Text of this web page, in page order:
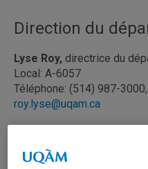
Direction du
Lyse Roy, directrice du
Local: A-6057
Téléphone: (514) 987-
roy.lyse@uqam.ca
Local: A-6055